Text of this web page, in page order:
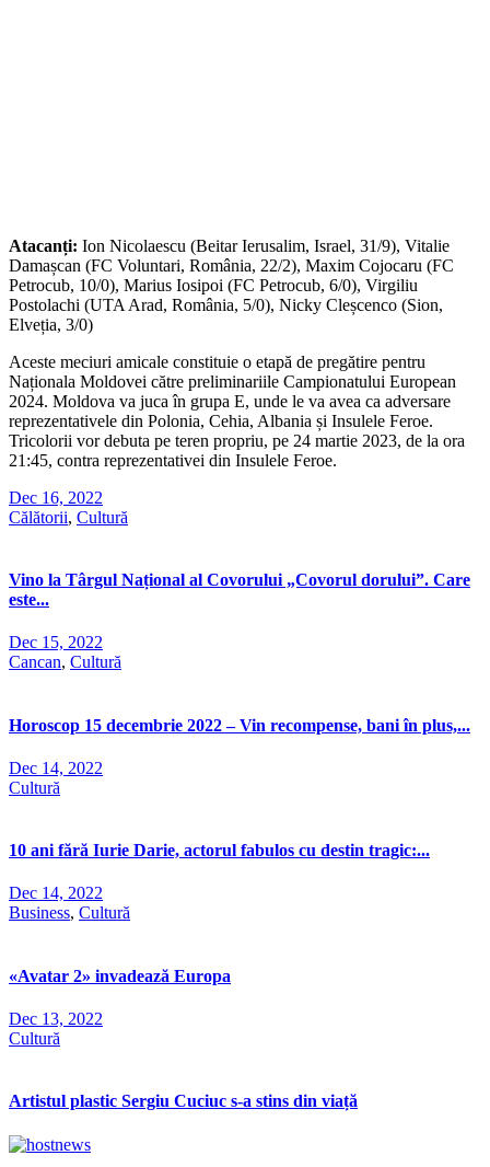
Atacanți: Ion Nicolaescu (Beitar Ierusalim, Israel, 31/9), Vitalie
Damașcan (FC Voluntari, România, 22/2), Maxim Cojocaru (FC
Petrocub, 10/0), Marius Iosipoi (FC Petrocub, 6/0), Virgiliu
Postolachi (UTA Arad, România, 5/0), Nicky Cleșcenco (Sion,
Elveția, 3/0)
Aceste meciuri amicale constituie o etapă de pregătire pentru
Naționala Moldovei către preliminariile Campionatului European
2024. Moldova va juca în grupa E, unde le va avea ca adversare
reprezentativele din Polonia, Cehia, Albania și Insulele Feroe.
Tricolorii vor debuta pe teren propriu, pe 24 martie 2023, de la ora
21:45, contra reprezentativei din Insulele Feroe.
Dec 16, 2022
Călătorii, Cultură
Vino la Târgul Național al Covorului „Covorul dorului”. Care
este...
Dec 15, 2022
Cancan, Cultură
Horoscop 15 decembrie 2022 – Vin recompense, bani în plus,...
Dec 14, 2022
Cultură
10 ani fără Iurie Darie, actorul fabulos cu destin tragic:...
Dec 14, 2022
Business, Cultură
«Avatar 2» invadează Europa
Dec 13, 2022
Cultură
Artistul plastic Sergiu Cuciuc s-a stins din viață